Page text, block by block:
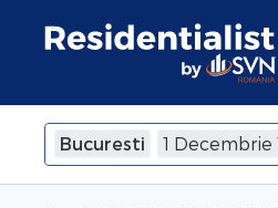
Bucuresti 1 Decembrie